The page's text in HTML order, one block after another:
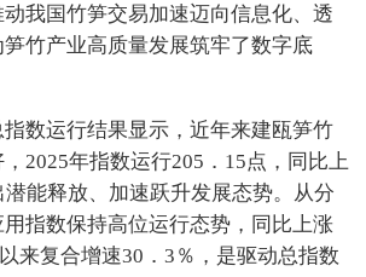
我国竹笋交易加速迈向信息化、透
竹产业高质量发展筑牢了数字底
指数运行结果显示，近年来建瓯笋竹
2025年指数运行205．15点，同比上
能释放、加速跃升发展态势。从分
指数保持高位运行态势，同比上涨
来复合增速30．3％，是驱动总指数